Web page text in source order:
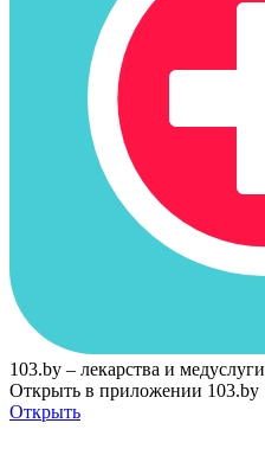
103.by – лекарства и медуслуги
Открыть в приложении 103.by
Открыть